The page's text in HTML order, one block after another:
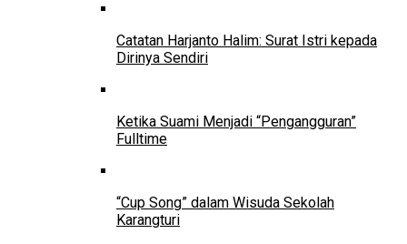
Catatan Harjanto Halim: Surat Istri kepada
Dirinya Sendiri
Ketika Suami Menjadi “Pengangguran”
Fulltime
“Cup Song” dalam Wisuda Sekolah
Karangturi